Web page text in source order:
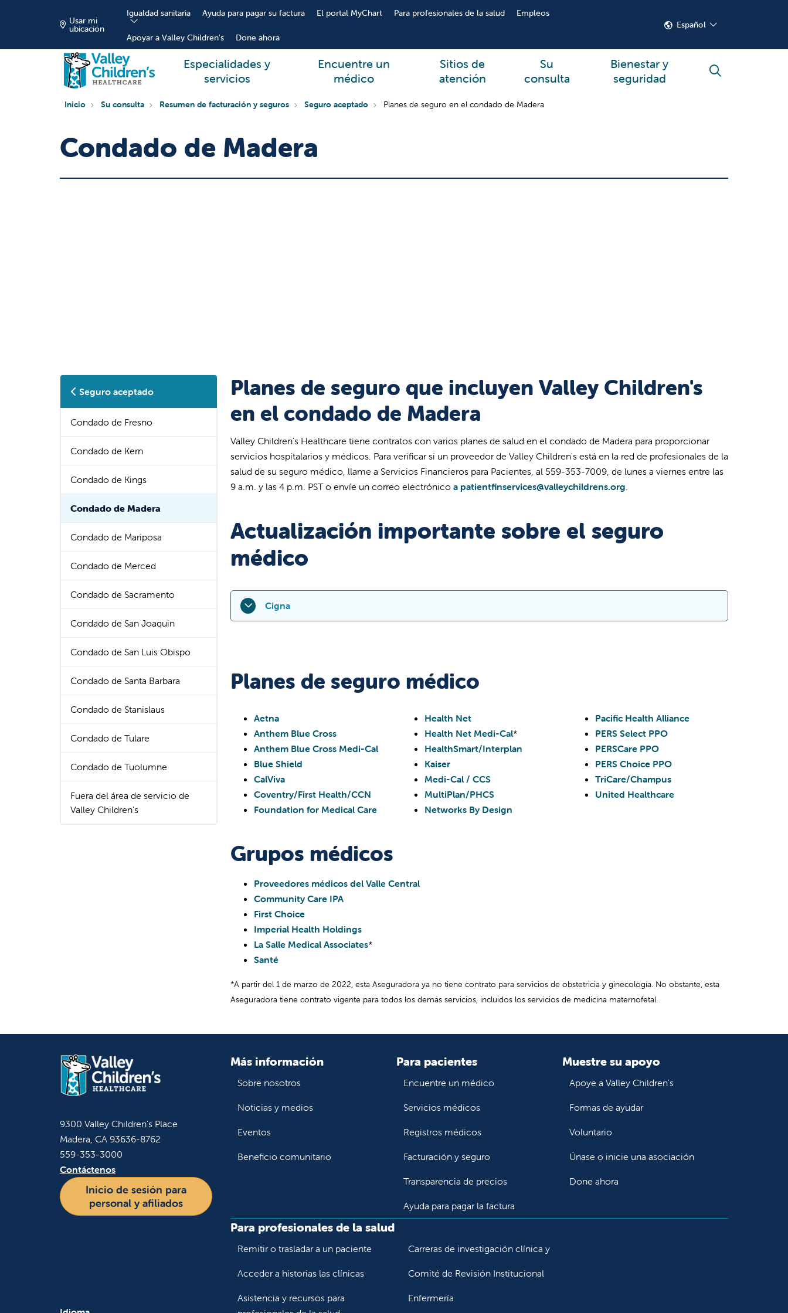
Usar mi
ubicación
Igualdad sanitaria Ayuda para pagar su factura El portal MyChart Para profesionales de la salud Empleos
Apoyar a Valley Children's Done ahora
Español
Especialidades y
servicios
Encuentre un
médico
Sitios de
atención
Su
consulta
Bienestar y
seguridad
buscar
Inicio Su consulta Resumen de facturación y seguros Seguro aceptado Planes de seguro en el condado de Madera
Condado de Madera
Seguro aceptado
Condado de Fresno
Condado de Kern
Condado de Kings
Condado de Madera
Condado de Mariposa
Condado de Merced
Condado de Sacramento
Condado de San Joaquin
Condado de San Luis Obispo
Condado de Santa Barbara
Condado de Stanislaus
Condado de Tulare
Condado de Tuolumne
Fuera del área de servicio de
Valley Children's
Planes de seguro que incluyen Valley Children's
en el condado de Madera
Valley Children's Healthcare tiene contratos con varios planes de salud en el condado de Madera para proporcionar
servicios hospitalarios y médicos. Para verificar si un proveedor de Valley Children's está en la red de profesionales de la
salud de su seguro médico, llame a Servicios Financieros para Pacientes, al 559-353-7009, de lunes a viernes entre las
9 a.m. y las 4 p.m. PST o envíe un correo electrónico a patientfinservices@valleychildrens.org.
Actualización importante sobre el seguro
médico
Cigna
Lamentablemente, no pudimos llegar a un acuerdo. Como consecuencia, a partir del 15 de agosto de 2023,
Valley Children's no podrá prestar servicios contratados a pacientes de Cigna en los siguientes sitios de atención:
Valley Children's Hospital en Madera
Charlie Mitchell Children's Center en Madera
Olivewood Specialty Care Center en Merced
Los servicios en cualquiera de los consultorios de atención primaria de Valley Children's en Bakersfield, Clovis,
Fresno y Merced; así como los servicios especializados brindados en Eagle Oaks Specialty Care Center en
Bakersfield, Pelandale Specialty Care Center en Modesto, Akers Specialty Care Center en Visalia y Spruce Specialty
proveedores de Valley Children's estarán fuera de la red para los pacientes de Cigna.
muy en serio esta responsabilidad, así como la necesidad de evitar someter a las familias de los pacientes a
situaciones de tensión significativas. Trabajamos diligentemente con Cigna para garantizar que nuestros pacientes
reciban una transición completa de la atención. Mientras tanto, le recomendamos que:
Compruebe su cobertura.
Hospital, es posible que tenga derecho a conservar a su proveedor durante un período de tiempo
respuestas a preguntas sobre su cobertura de seguro y su acceso a proveedores médicos. Comuníquese
con Cigna llamando al número de teléfono que figura en el reverso de su tarjeta del seguro.
paciente no sea elegible para la continuidad de cuidados, comuníquese con su médico de atención
En caso de emergencia, consulte al Departamento de Urgencias.
Los pacientes siempre tendrán acceso a
los servicios de emergencia del Valley Children's Hospital, independientemente de la cobertura del seguro.
entre las 8 a.m. y las 5 p.m. al
559-353-7028o envíenos un correo electrónico aContactUs@valleychildrens.org
Planes de seguro médico
Aetna
Anthem Blue Cross
Anthem Blue Cross Medi-Cal
Blue Shield
CalViva
Coventry/First Health/CCN
Foundation for Medical Care
Health Net
Health Net Medi-Cal*
HealthSmart/Interplan
Kaiser
Medi-Cal / CCS
MultiPlan/PHCS
Networks By Design
Pacific Health Alliance
PERS Select PPO
PERSCare PPO
PERS Choice PPO
TriCare/Champus
United Healthcare
Grupos médicos
Proveedores médicos del Valle Central
Community Care IPA
First Choice
Imperial Health Holdings
La Salle Medical Associates*
Santé
*A partir del 1 de marzo de 2022, esta Aseguradora ya no tiene contrato para servicios de obstetricia y ginecología. No obstante, esta
Aseguradora tiene contrato vigente para todos los demás servicios, incluidos los servicios de medicina maternofetal.
9300 Valley Children's Place
Madera, CA 93636-8762
559-353-3000
Contáctenos
Inicio de sesión para
personal y afiliados
Más información
Sobre nosotros
Noticias y medios
Eventos
Beneficio comunitario
Para pacientes
Encuentre un médico
Servicios médicos
Registros médicos
Facturación y seguro
Transparencia de precios
Ayuda para pagar la factura
Muestre su apoyo
Apoye a Valley Children's
Formas de ayudar
Voluntario
Únase o inicie una asociación
Done ahora
Para profesionales de la salud
Remitir o trasladar a un paciente
Acceder a historias las clínicas
Asistencia y recursos para
Carreras de investigación clínica y
Comité de Revisión Institucional
Enfermería